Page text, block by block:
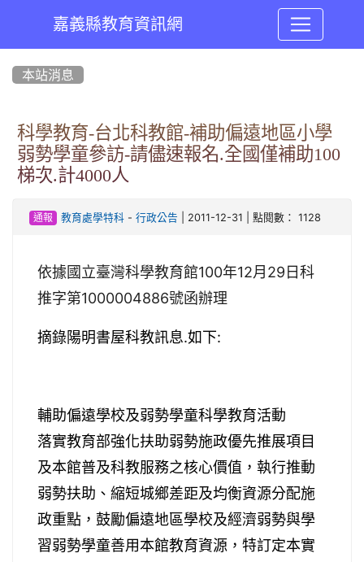
嘉義縣教育資訊網
本站消息
科學教育-台北科教館-補助偏遠地區小學
弱勢學童參訪-請儘速報名.全國僅補助100
梯次.計4000人
通報 教育處學特科- 行政公告 | 2011-12-31 | 點閱數： 1128
依據國立臺灣科學教育館100年12月29日科
推字第1000004886號函辦理
摘錄陽明書屋科教訊息.如下:
輔助偏遠學校及弱勢學童科學教育活動
落實教育部強化扶助弱勢施政優先推展項目
及本館普及科教服務之核心價值，執行推動
弱勢扶助、縮短城鄉差距及均衡資源分配施
政重點，鼓勵偏遠地區學校及經濟弱勢與學
習弱勢學童善用本館教育資源，特訂定本實